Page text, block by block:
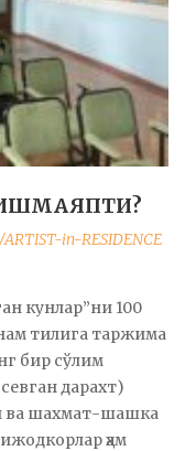
in-RESIDENCE
кунлар”ни 100
тилига таржима
бир сўлим
дарахт)
ва шахмат-шашка
ҳам